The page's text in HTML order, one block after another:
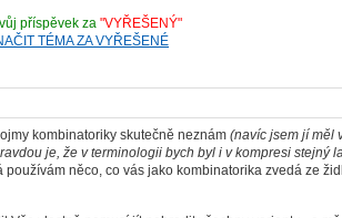
příspěvek za "VYŘEŠENÝ"
TÉMA ZA VYŘEŠENÉ
kombinatoriky skutečně neznám (navíc jsem jí měl
je, že v terminologii bych byl i v kompresi stejný
něco, co vás jako kombinatorika zvedá ze